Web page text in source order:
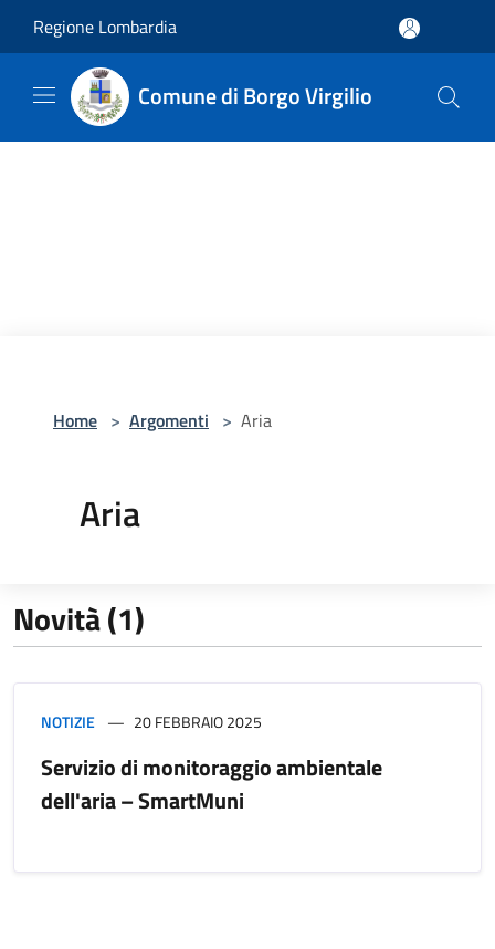
Regione Lombardia
Comune di Borgo Virgilio
Home > Argomenti > Aria
Aria
Novità (1)
NOTIZIE 20 FEBBRAIO 2025
Servizio di monitoraggio ambientale
dell'aria – SmartMuni